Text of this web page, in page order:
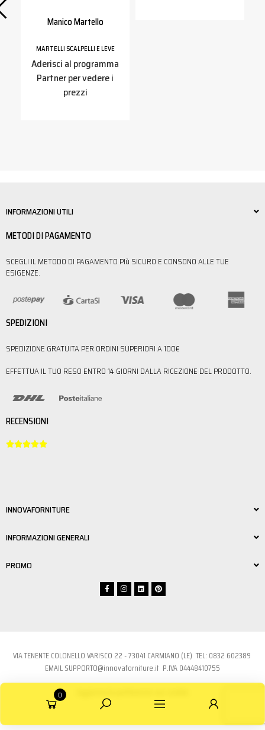
Manico Martello
MARTELLI SCALPELLI E LEVE
Aderisci al programma
Partner per vedere i
prezzi
INFORMAZIONI UTILI
METODI DI PAGAMENTO
SCEGLI IL METODO DI PAGAMENTO PIù SICURO E CONSONO ALLE TUE
ESIGENZE.
SPEDIZIONI
SPEDIZIONE GRATUITA PER ORDINI SUPERIORI A 100€
EFFETTUA IL TUO RESO ENTRO 14 GIORNI DALLA RICEZIONE DEL PRODOTTO.
RECENSIONI

INNOVAFORNITURE
INFORMAZIONI GENERALI
PROMO
VIA TENENTE COLONELLO VARISCO 22 - 73041 CARMIANO (LE) TEL: 0832 602389
EMAILSUPPORTO@innovaforniture.it P.IVA 04448410755
0